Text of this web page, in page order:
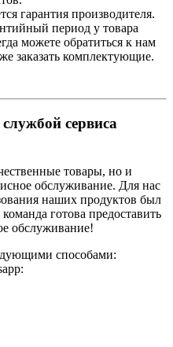
гарантия производителя.
период у товара
можете обратиться к нам
заказать комплектующие.
сервиса
товары, но и
обслуживание. Для нас
наших продуктов был
готова предоставить
обслуживание!
способами: